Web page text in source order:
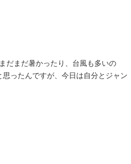
だまだ暑かったり、台風も多いの
ったんですが、今日は自分とジャン